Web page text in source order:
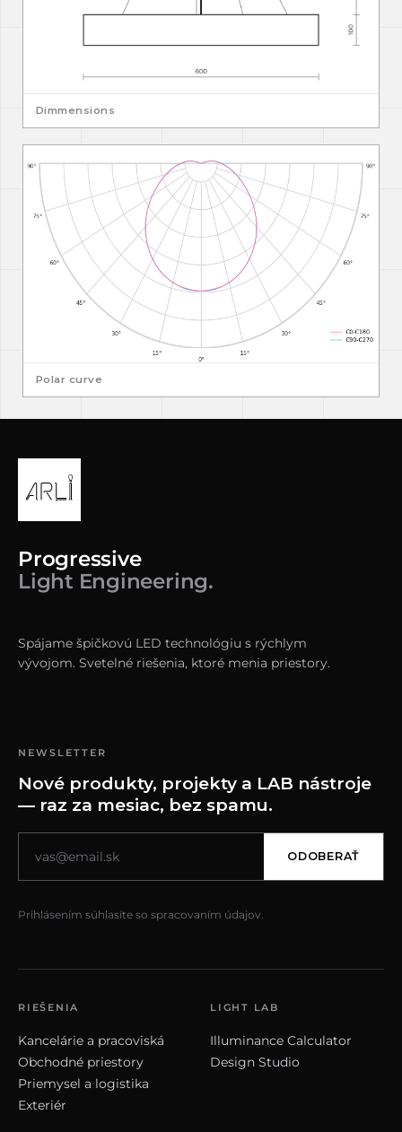
Dimmensions
Polar curve
Progressive
Light Engineering.
Spájame špičkovú LED technológiu s rýchlym
vývojom. Svetelné riešenia, ktoré menia priestory.
NEWSLETTER
Nové produkty, projekty a LAB nástroje
— raz za mesiac, bez spamu.
ODOBERAŤ
Prihlásením súhlasíte so spracovaním údajov.
RIEŠENIA
Kancelárie a pracoviská
Obchodné priestory
Priemysel a logistika
Exteriér
LIGHT LAB
Illuminance Calculator
Design Studio